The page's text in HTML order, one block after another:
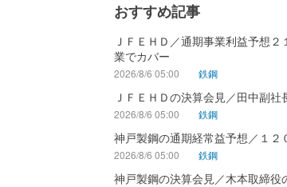
おすすめ記事
ＪＦＥＨＤ／通期事業利益予想
業でカバー
2026/8/6 05:00 鉄鋼
ＪＦＥＨＤの決算会見／田中副
2026/8/6 05:00 鉄鋼
神戸製鋼の通期経常益予想／１
2026/8/6 05:00 鉄鋼
神戸製鋼の決算会見／木本取締役